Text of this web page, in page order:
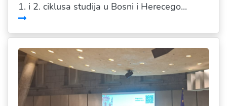
1. i 2. ciklusa studija u Bosni i Herecego...